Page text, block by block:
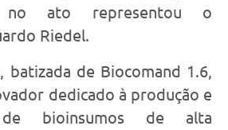
no ato representou o
Riedel.
batizada de Biocomand 1.6,
dedicado à produção e
de bioinsumos de alta